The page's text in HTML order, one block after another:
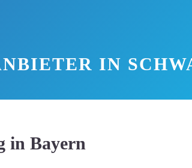
IN
in Bayern